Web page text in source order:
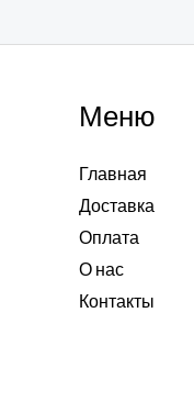
Меню
Главная
Доставка
Оплата
О нас
Контакты